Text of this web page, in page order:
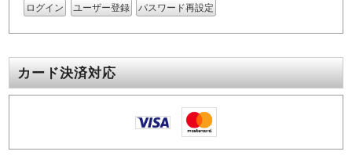
ログイン ユーザー登録 パスワード再設定
カード決済対応